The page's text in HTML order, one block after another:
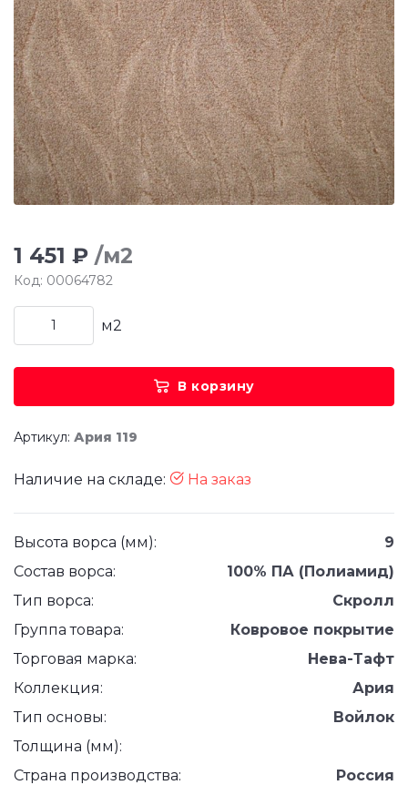
1 451 ₽ /м2
Код: 00064782
м2
В корзину
Артикул: Ария 119
Наличие на складе: На заказ
Высота ворса (мм):
9
Состав ворса:
100% ПА (Полиамид)
Тип ворса:
Скролл
Группа товара:
Ковровое покрытие
Торговая марка:
Нева-Тафт
Коллекция:
Ария
Тип основы:
Войлок
Толщина (мм):
Страна производства:
Россия